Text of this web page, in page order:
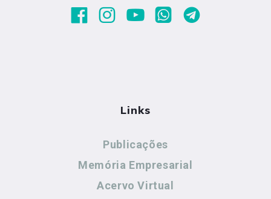
Links
Publicações
Memória Empresarial
Acervo Virtual